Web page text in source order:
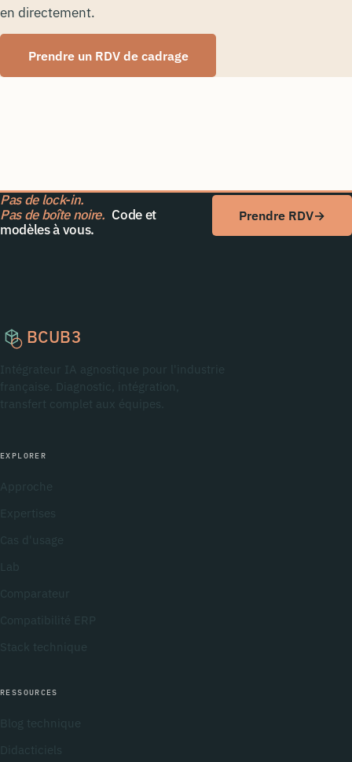
en directement.
Prendre un RDV de cadrage
Pas de lock-in.
Pas de boîte noire. Code et
modèles à vous.
Prendre RDV→
BCUB3
Intégrateur IA agnostique pour l'industrie
française. Diagnostic, intégration,
transfert complet aux équipes.
EXPLORER
Approche
Expertises
Cas d'usage
Lab
Comparateur
Compatibilité ERP
Stack technique
RESSOURCES
Blog technique
Didacticiels